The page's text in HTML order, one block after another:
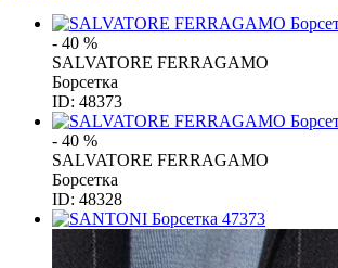
- 40 %
SALVATORE FERRAGAMO
Борсетка
ID: 48373
- 40 %
SALVATORE FERRAGAMO
Борсетка
ID: 48328